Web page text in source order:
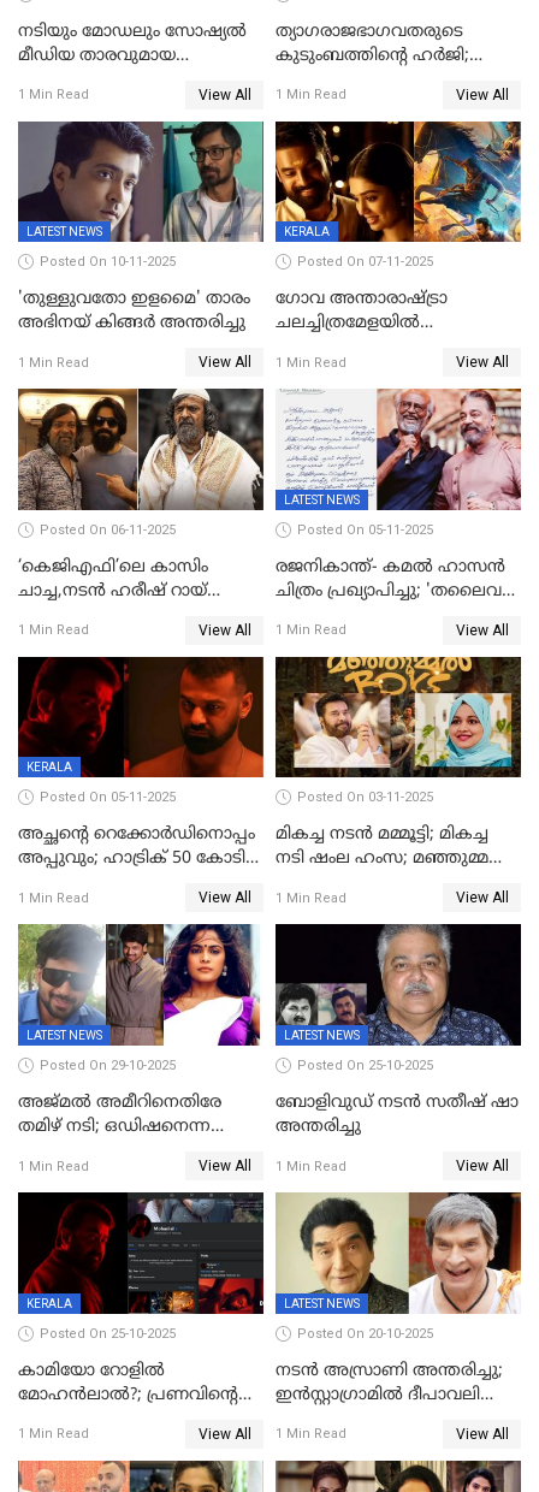
നടിയും മോഡലും സോഷ്യൽ
മീഡിയ താരവുമായ
ഇന്ന്‌ നല്ലൊരു ബിസി ഡേ
ആയിരുന്നുവെന്ന് നന്ദിത
ശങ്കര
1 Min Read View All
ത്യാഗരാജഭാഗവതരുടെ
കുടുംബത്തിന്റെ ഹര്‍ജി;
ഹൈക്കോടതി നോട്ടീസ്‌
1 Min Read View All
LATEST NEWS
Posted On 10-11-2025
'തുള്ളുവതോ ഇളമൈ' താരം
അഭിനയ് കിങ്ങർ അന്തരിച്ചു
1 Min Read View All
KERALA
Posted On 07-11-2025
ഗോവ അന്താരാഷ്ട്രാ
ചലച്ചിത്രമേളയില്‍
മലയാളത്തില്‍നിന്ന്
ഏകചിത്രമായി 'എആര്‍എം';
1 Min Read View All
Posted On 06-11-2025
‘കെജിഎഫി’ലെ കാസിം
ചാച്ച,നടൻ ഹരീഷ് റായ്
1 Min Read View All
LATEST NEWS
Posted On 05-11-2025
രജനികാന്ത്- കമൽ ഹാസൻ
ചിത്രം പ്രഖ്യാപിച്ചു; 'തലൈവർ
1 Min Read View All
KERALA
Posted On 05-11-2025
അച്ഛന്റെ റെക്കോർഡിനൊപ്പം
അപ്പുവും; ഹാട്രിക് 50 കോടി
മോഹൻലാൽ, 'ഡീയസ്
ഈറേ' കുതിപ്പ്
1 Min Read View All
Posted On 03-11-2025
മികച്ച നടൻ മമ്മൂട്ടി; മികച്ച
നടി ഷംല ഹംസ; മഞ്ഞുമ്മൽ
1 Min Read View All
LATEST NEWS
Posted On 29-10-2025
അജ്മല്‍ അമീറിനെതിരേ
തമിഴ് നടി; ഒഡിഷനെന്ന
വിളിച്ചു, മോശം പെരുമാറ്റം
1 Min Read View All
LATEST NEWS
Posted On 25-10-2025
ബോളിവുഡ് നടൻ സതീഷ് ഷാ
അന്തരിച്ചു
1 Min Read View All
KERALA
Posted On 25-10-2025
കാമിയോ റോളിൽ
മോഹൻലാൽ?; പ്രണവിന്റെ
പിന്നാലെ ഡിപി; ചർച്ചയായി
സോഷ്യൽ മീഡിയ ചിത്രങ്ങൾ
1 Min Read View All
LATEST NEWS
Posted On 20-10-2025
നടന്‍ അസ്രാണി അന്തരിച്ചു;
ഇന്‍‌സ്റ്റാഗ്രാമില്‍ ദീപാവലി
മണിക്കൂറുകള്‍ക്കകം
വിയോഗം
1 Min Read View All